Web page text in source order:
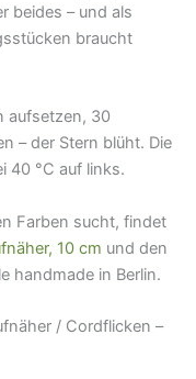
beides – und als
braucht
aufsetzen, 30
– der Stern blüht. Die
40 °C auf links.
Farben sucht, findet
10 cm und den
handmade in Berlin.
/ Cordflicken –